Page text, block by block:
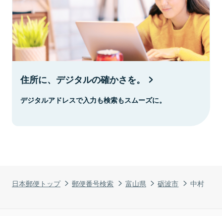
日本郵便トップ 郵便番号検索 富山県 砺波市 中村
住所に、デジタルの確かさを。
デジタルアドレスで入力も検索もスムーズに。